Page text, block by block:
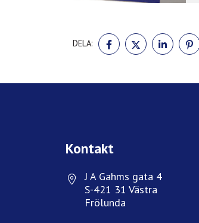
DELA:
DELA
PÅ
DELA
PÅ
DELA
PÅ
Kontakt
J A Gahms gata 4
S-421 31 Västra
Frölunda